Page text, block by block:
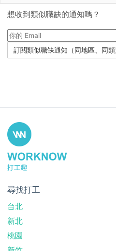
想收到類似職缺的通知嗎？
尋找打工
台北
新北
桃園